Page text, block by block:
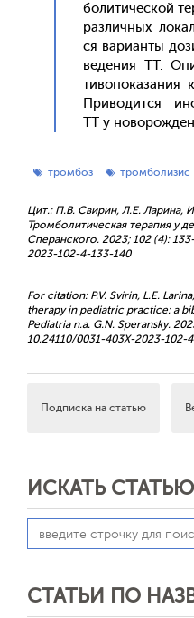
бо­лити­чес­кой
раз­личных
ся ва­ри­ан­ты
веде­ния ТТ.
тиво­пока­зания
При­водит­ся
ТТ у
тромбоз тромболизис
Цит.: П.В. Свирин, Л.Е. Ларина,
Тромболитическая терапия у
Сперанского. 2023; 102 (4):
2023-102-4-133-140
For citation: P.V. Svirin, L.E.
therapy in pediatric practice: a
Pediatria n.a. G.N. Speransky.
10.24110/0031-403X-2023-102-
Подписка на статью
ИСКАТЬ
СТАТЬИ ПО